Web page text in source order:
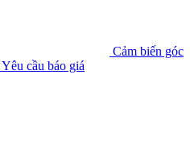
Cảm biến góc
Yêu cầu báo giá